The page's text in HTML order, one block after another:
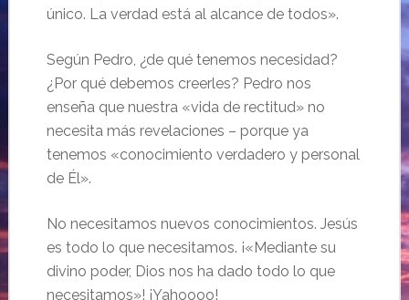
único. La verdad está al alcance de todos».
Según Pedro, ¿de qué tenemos necesidad?
¿Por qué debemos creerles? Pedro nos
enseña que nuestra «vida de rectitud» no
necesita más revelaciones – porque ya
tenemos «conocimiento verdadero y personal
de Él».
No necesitamos nuevos conocimientos. Jesús
es todo lo que necesitamos. ¡«Mediante su
divino poder, Dios nos ha dado todo lo que
necesitamos»! ¡Yahoooo!